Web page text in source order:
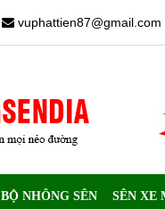
BỘ NHÔNG SÊN SÊN XE
vuphattien87@gmail.com